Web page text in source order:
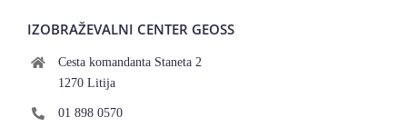
IZOBRAŽEVALNI CENTER GEOSS
Cesta komandanta Staneta 2
1270 Litija
01 898 0570